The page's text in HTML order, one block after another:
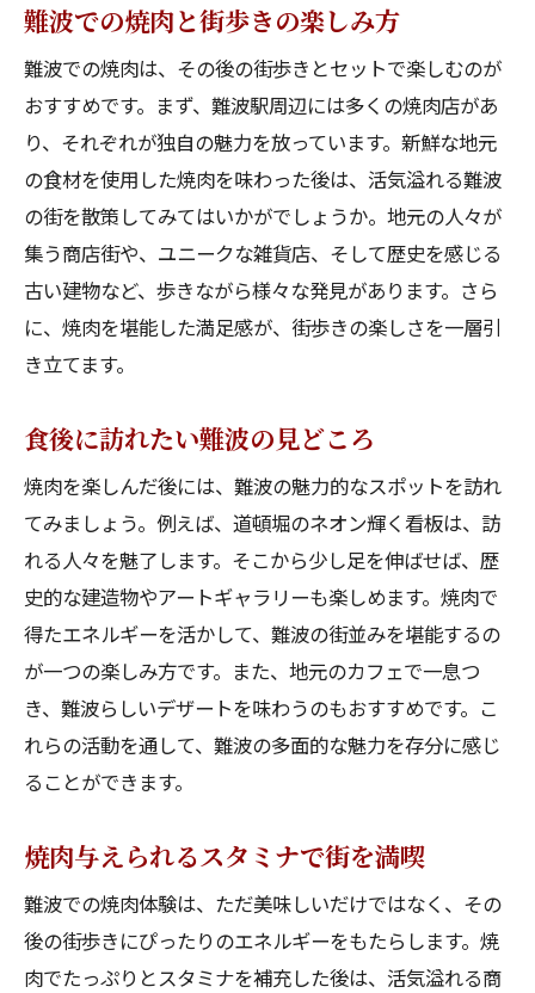
難波での焼肉と街歩きの楽しみ方
難波での焼肉は、その後の街歩きとセットで楽しむのが
おすすめです。まず、難波駅周辺には多くの焼肉店があ
り、それぞれが独自の魅力を放っています。新鮮な地元
の食材を使用した焼肉を味わった後は、活気溢れる難波
の街を散策してみてはいかがでしょうか。地元の人々が
集う商店街や、ユニークな雑貨店、そして歴史を感じる
古い建物など、歩きながら様々な発見があります。さら
に、焼肉を堪能した満足感が、街歩きの楽しさを一層引
き立てます。
食後に訪れたい難波の見どころ
焼肉を楽しんだ後には、難波の魅力的なスポットを訪れ
てみましょう。例えば、道頓堀のネオン輝く看板は、訪
れる人々を魅了します。そこから少し足を伸ばせば、歴
史的な建造物やアートギャラリーも楽しめます。焼肉で
得たエネルギーを活かして、難波の街並みを堪能するの
が一つの楽しみ方です。また、地元のカフェで一息つ
き、難波らしいデザートを味わうのもおすすめです。こ
れらの活動を通して、難波の多面的な魅力を存分に感じ
ることができます。
焼肉与えられるスタミナで街を満喫
難波での焼肉体験は、ただ美味しいだけではなく、その
後の街歩きにぴったりのエネルギーをもたらします。焼
肉でたっぷりとスタミナを補充した後は、活気溢れる商